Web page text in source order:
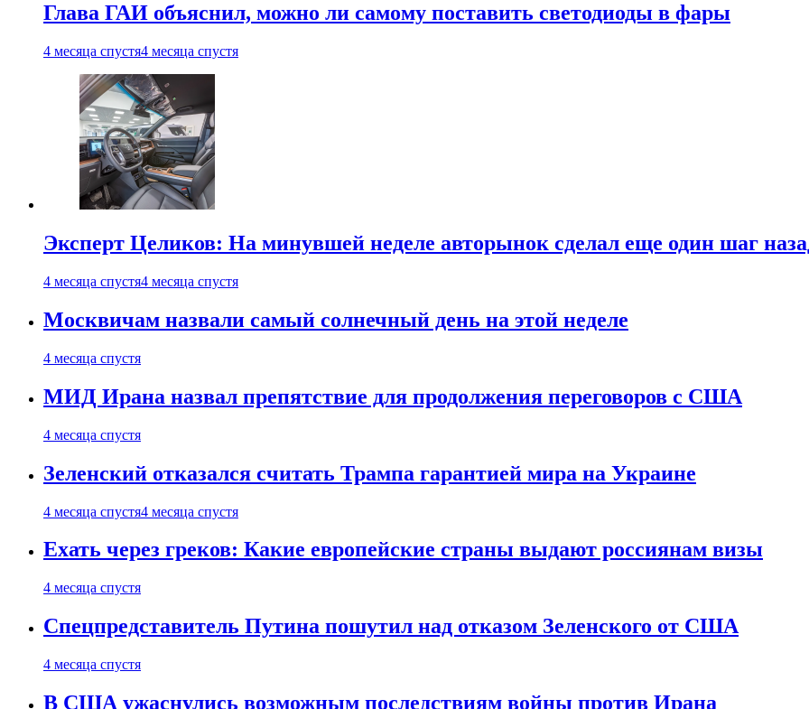
Глава ГАИ объяснил, можно ли самому поставить светодиоды в фары
4 месяца спустя4 месяца спустя
Эксперт Целиков: На минувшей неделе авторынок сделал еще один шаг
4 месяца спустя4 месяца спустя
Москвичам назвали самый солнечный день на этой неделе
4 месяца спустя
МИД Ирана назвал препятствие для продолжения переговоров с США
4 месяца спустя
Зеленский отказался считать Трампа гарантией мира на Украине
4 месяца спустя4 месяца спустя
Ехать через греков: Какие европейские страны выдают россиянам визы
4 месяца спустя
Спецпредставитель Путина пошутил над отказом Зеленского от США
4 месяца спустя
В США ужаснулись возможным последствиям войны против Ирана